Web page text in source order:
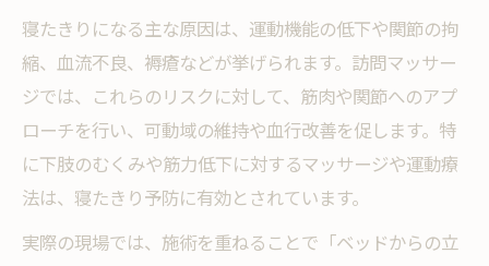
寝たきりになる主な原因は、運動機能の低下や関節の拘
縮、血流不良、褥瘡などが挙げられます。訪問マッサー
ジでは、これらのリスクに対して、筋肉や関節へのアプ
ローチを行い、可動域の維持や血行改善を促します。特
に下肢のむくみや筋力低下に対するマッサージや運動療
法は、寝たきり予防に有効とされています。
実際の現場では、施術を重ねることで「ベッドからの立